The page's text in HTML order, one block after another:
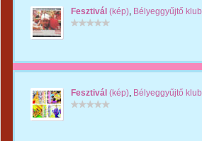
Fesztivál (kép), Bélyeggyűjtő klub
Fesztivál (kép), Bélyeggyűjtő klub